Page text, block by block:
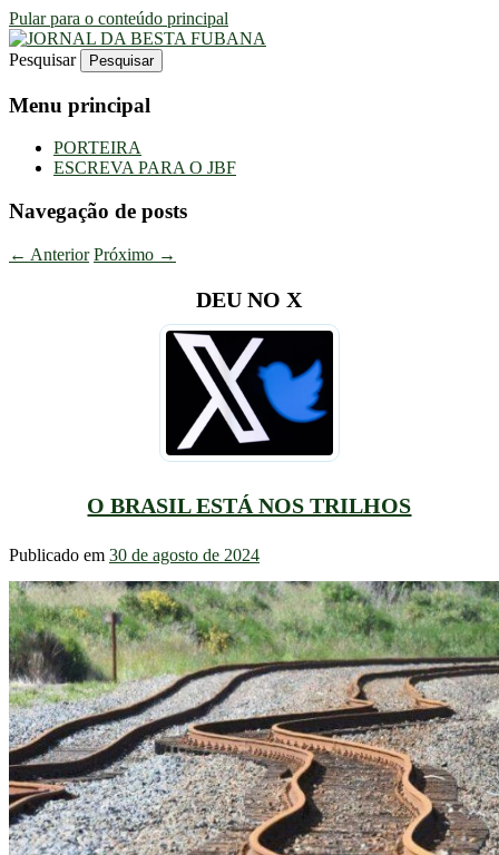
Pular para o conteúdo principal
JORNAL DA BESTA FUBANA
Uma Gazeta Escrota
Pesquisar
Menu principal
PORTEIRA
ESCREVA PARA O JBF
Navegação de posts
← Anterior Próximo →
DEU NO X
O BRASIL ESTÁ NOS TRILHOS
Publicado em 30 de agosto de 2024